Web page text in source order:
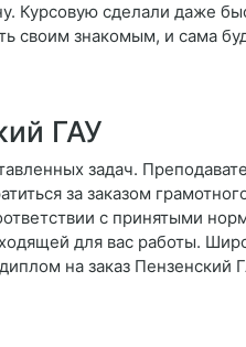
Курсовую сделали даже
своим знакомым, и сама
ГАУ
задач.
за заказом
с принятыми
для вас работы.
на заказ Пензенский